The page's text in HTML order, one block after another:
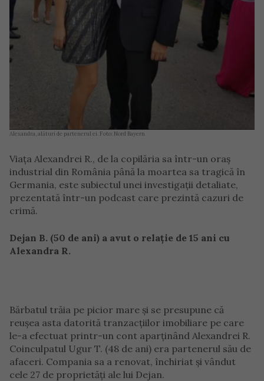
Alexandra, alături de partenerul ei. Foto: Nord Bayern
Viața Alexandrei R., de la copilăria sa într-un oraș
industrial din România până la moartea sa tragică în
Germania, este subiectul unei investigații detaliate,
prezentată într-un podcast care prezintă cazuri de
crimă.
Dejan B. (50 de ani) a avut o relație de 15 ani cu
Alexandra R.
Bărbatul trăia pe picior mare și se presupune că
reușea asta datorită tranzacțiilor imobiliare pe care
le-a efectuat printr-un cont aparținând Alexandrei R.
Coinculpatul Ugur T. (48 de ani) era partenerul său de
afaceri. Compania sa a renovat, închiriat și vândut
cele 27 de proprietăți ale lui Dejan.